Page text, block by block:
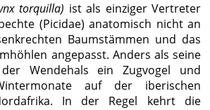
torquilla) ist als einziger Vertreter
(Picidae) anatomisch nicht an
Baumstämmen und das
angepasst. Anders als seine
Wendehals ein Zugvogel und
auf der iberischen
In der Regel kehrt die